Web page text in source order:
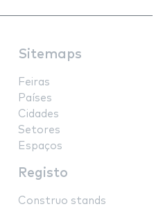
Sitemaps
Feiras
Países
Cidades
Setores
Espaços
Registo
Construo stands